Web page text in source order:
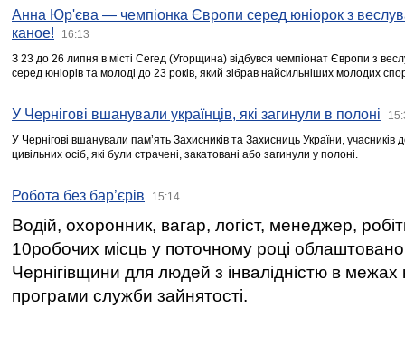
Анна Юр'єва — чемпіонка Європи серед юніорок з
каное!
16:13
З 23 до 26 липня в місті Сегед (Угорщина) відбувся чемпіонат Європи з
серед юніорів та молоді до 23 років, який зібрав найсильніших молодих
У Чернігові вшанували українців, які загинули в полоні
У Чернігові вшанували пам’ять Захисників та Захисниць України,
цивільних осіб, які були страчені, закатовані або загинули у полоні.
Робота без бар’єрів 15:14
Водій, охоронник, вагар, логіст, менеджер,
10робочих місць у поточному році
Чернігівщини для людей з інвалідністю в межах
програми служби зайнятості.